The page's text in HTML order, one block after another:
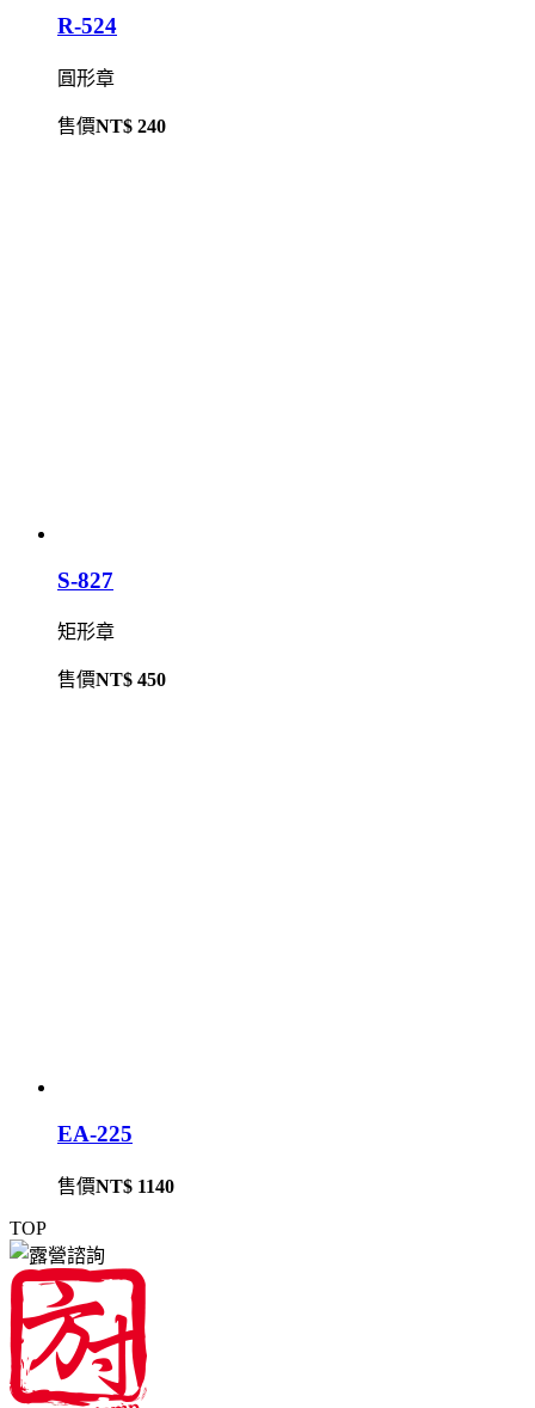
R-524
圓形章
售價NT$ 240
S-827
矩形章
售價NT$ 450
EA-225
售價NT$ 1140
TOP